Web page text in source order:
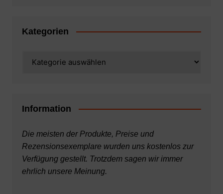
Kategorien
Information
Die meisten der Produkte, Preise und
Rezensionsexemplare wurden uns kostenlos zur
Verfügung gestellt. Trotzdem sagen wir immer
ehrlich unsere Meinung.